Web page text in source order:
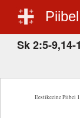
Sk 2:5-
Eestikeelne Piibel